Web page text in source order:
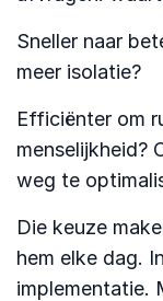
Sneller naar
meer isolatie?
Efficiënter om
menselijkheid?
weg te
Die keuze
hem elke dag.
implementatie.